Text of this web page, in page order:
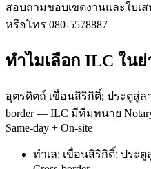
สอบถามขอบเขตงานและใบเ
หรือโทร 080-5578887
ทำไมเลือก ILC ใน
อุตรดิตถ์ เขื่อนสิริกิติ์; ประตูสู่ลา
border — ILC มีทีมทนาย
Same-day + On-site
ทำเล: เขื่อนสิริกิติ์; ประตู